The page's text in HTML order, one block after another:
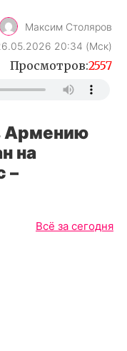
Максим Столяров
20:34 (Мск)
Просмотров:2557
Армению
на
–
Всё за сегодня